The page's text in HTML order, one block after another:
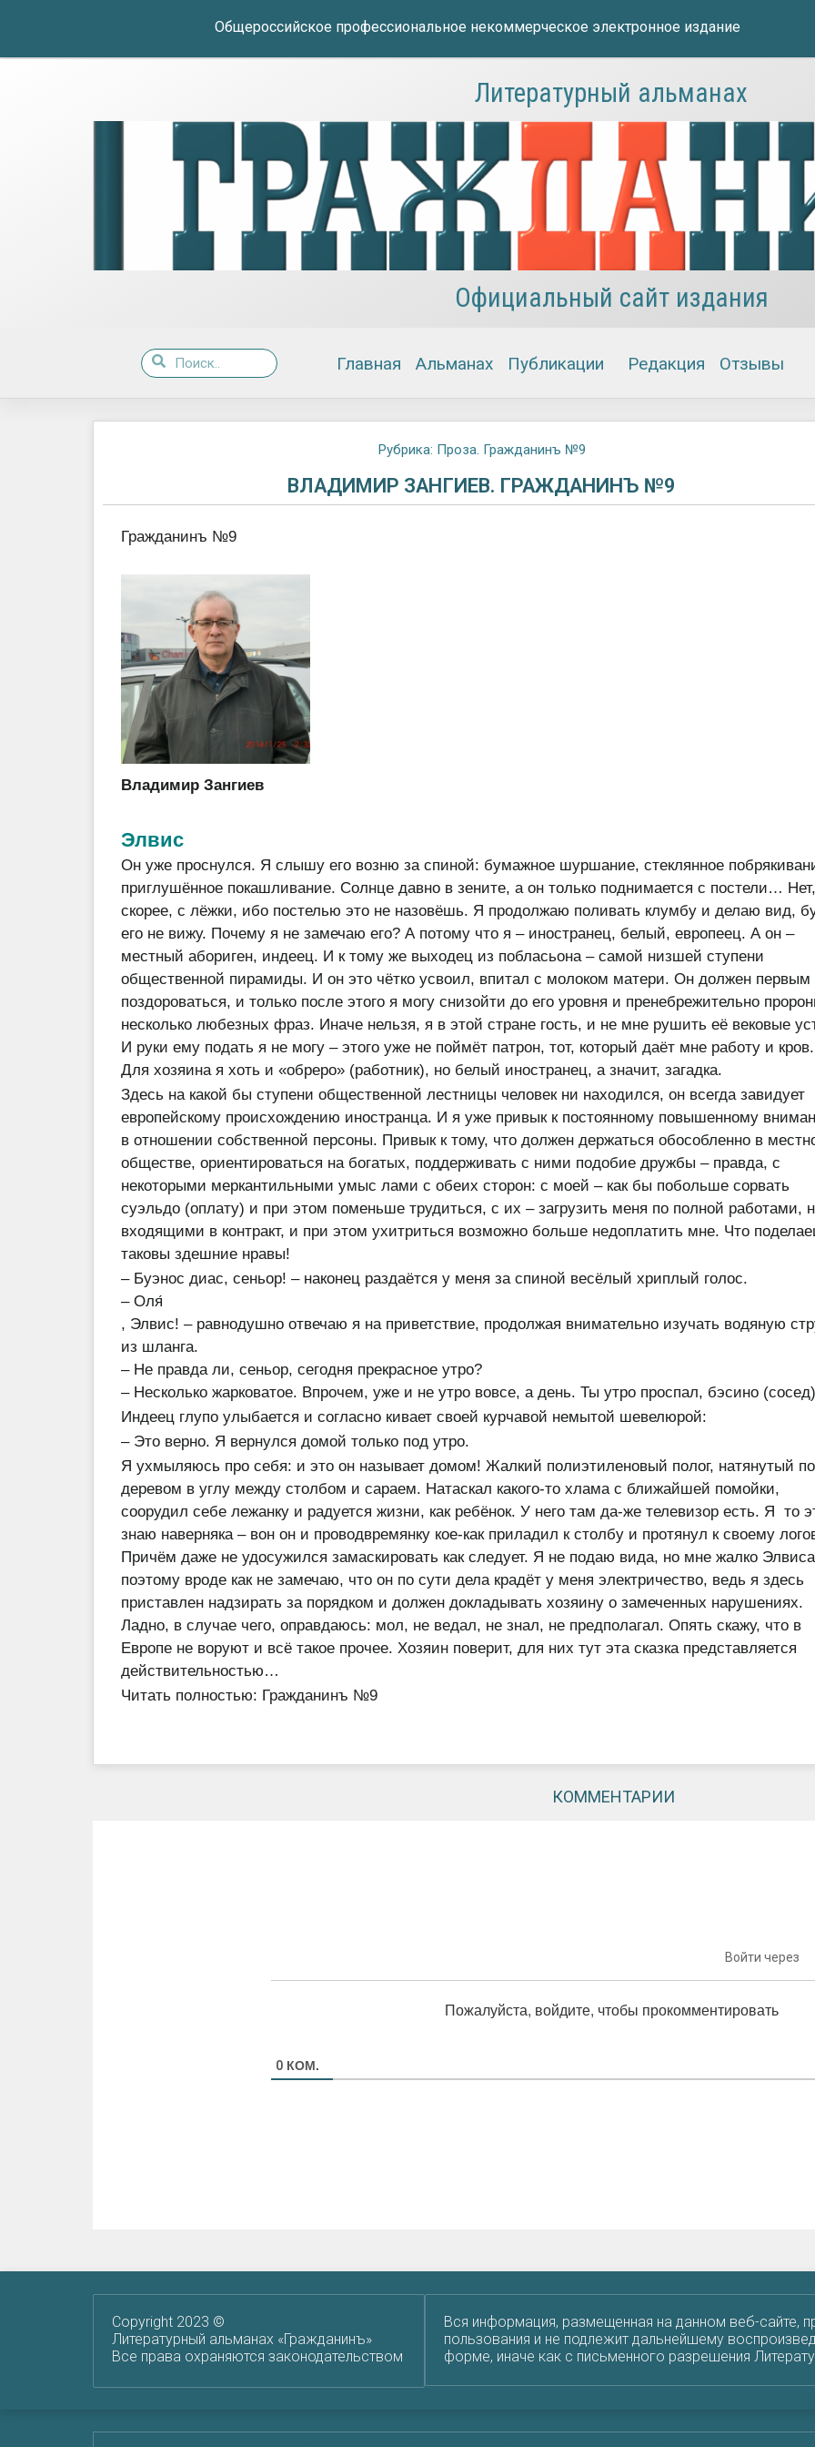
Общероссийское профессиональное некоммерческое электронное издание
Литературный альманах
Официальный сайт издания
Главная Альманах Публикации Редакция Отзывы
Рубрика: Проза. Гражданинъ №9
ВЛАДИМИР ЗАНГИЕВ. ГРАЖДАНИНЪ №9
Гражданинъ №9
Владимир Зангиев
Элвис
Он уже проснулся. Я слышу его возню за спиной: бумажное шуршание, стеклянное
приглушённое покашливание. Солнце давно в зените, а он только поднимается с постели… Нет,
скорее, с лёжки, ибо постелью это не назовёшь. Я продолжаю поливать клумбу и делаю вид,
его не вижу. Почему я не замечаю его? А потому что я – иностранец, белый, европеец. А он –
местный абориген, индеец. И к тому же выходец из побласьона – самой низшей ступени
общественной пирамиды. И он это чётко усвоил, впитал с молоком матери. Он должен первым
поздороваться, и только после этого я могу снизойти до его уровня и пренебрежительно
несколько любезных фраз. Иначе нельзя, я в этой стране гость, и не мне рушить её вековые
И руки ему подать я не могу – этого уже не поймёт патрон, тот, который даёт мне работу и кров.
Для хозяина я хоть и «обреро» (работник), но белый иностранец, а значит, загадка.
Здесь на какой бы ступени общественной лестницы человек ни находился, он всегда завидует
европейскому происхождению иностранца. И я уже привык к постоянному повышенному
в отношении собственной персоны. Привык к тому, что должен держаться обособленно в
обществе, ориентироваться на богатых, поддерживать с ними подобие дружбы – правда, с
некоторыми меркантильными умыс лами с обеих сторон: с моей – как бы побольше сорвать
суэльдо (оплату) и при этом поменьше трудиться, с их – загрузить меня по полной работами,
входящими в контракт, и при этом ухитриться возможно больше недоплатить мне. Что
таковы здешние нравы!
– Буэнос диас, сеньор! – наконец раздаётся у меня за спиной весёлый хриплый голос.
– Оля́
, Элвис! – равнодушно отвечаю я на приветствие, продолжая внимательно изучать водяную
из шланга.
– Не правда ли, сеньор, сегодня прекрасное утро?
– Несколько жарковатое. Впрочем, уже и не утро вовсе, а день. Ты утро проспал, бэсино
Индеец глупо улыбается и согласно кивает своей курчавой немытой шевелюрой:
– Это верно. Я вернулся домой только под утро.
Я ухмыляюсь про себя: и это он называет домом! Жалкий полиэтиленовый полог, натянутый
деревом в углу между столбом и сараем. Натаскал какого-то хлама с ближайшей помойки,
соорудил себе лежанку и радуется жизни, как ребёнок. У него там да-же телевизор есть. Я то
знаю наверняка – вон он и проводвремянку кое-как приладил к столбу и протянул к своему
Причём даже не удосужился замаскировать как следует. Я не подаю вида, но мне жалко
поэтому вроде как не замечаю, что он по сути дела крадёт у меня электричество, ведь я здесь
приставлен надзирать за порядком и должен докладывать хозяину о замеченных нарушениях.
Ладно, в случае чего, оправдаюсь: мол, не ведал, не знал, не предполагал. Опять скажу, что в
Европе не воруют и всё такое прочее. Хозяин поверит, для них тут эта сказка представляется
действительностью…
Читать полностью: Гражданинъ №9
КОММЕНТАРИИ
Войти через
Пожалуйста, войдите, чтобы прокомментировать
0 КОМ.
Copyright 2023 ©
Литературный альманах «Гражданинъ»
Все права охраняются законодательством
Вся информация, размещенная на данном веб-сайте,
пользования и не подлежит дальнейшему
форме, иначе как с письменного разрешения